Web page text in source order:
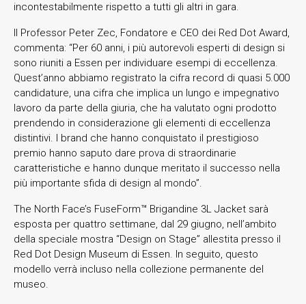
incontestabilmente rispetto a tutti gli altri in gara.
Il Professor Peter Zec, Fondatore e CEO dei Red Dot Award,
commenta: “Per 60 anni, i più autorevoli esperti di design si
sono riuniti a Essen per individuare esempi di eccellenza.
Quest’anno abbiamo registrato la cifra record di quasi 5.000
candidature, una cifra che implica un lungo e impegnativo
lavoro da parte della giuria, che ha valutato ogni prodotto
prendendo in considerazione gli elementi di eccellenza
distintivi. I brand che hanno conquistato il prestigioso
premio hanno saputo dare prova di straordinarie
caratteristiche e hanno dunque meritato il successo nella
più importante sfida di design al mondo”.
The North Face’s FuseForm™ Brigandine 3L Jacket sarà
esposta per quattro settimane, dal 29 giugno, nell’ambito
della speciale mostra “Design on Stage” allestita presso il
Red Dot Design Museum di Essen. In seguito, questo
modello verrà incluso nella collezione permanente del
museo.